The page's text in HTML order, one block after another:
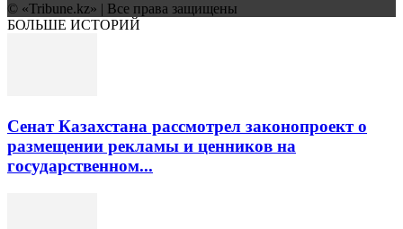
© «Tribune.kz» | Все права защищены
БОЛЬШЕ ИСТОРИЙ
Сенат Казахстана рассмотрел законопроект о
размещении рекламы и ценников на
государственном...